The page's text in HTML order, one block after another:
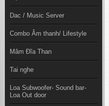
Dac / Music Server
Combo Âm thanh/ Lifestyle
Mâm Đĩa Than
Tai nghe
Loa Subwoofer- Sound bar-
Loa Out door